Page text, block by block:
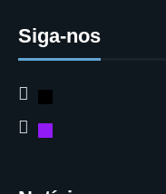
Siga-nos